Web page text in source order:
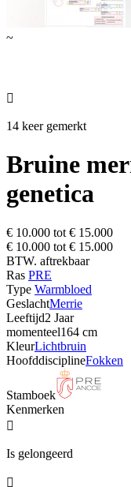
~

14 keer gemerkt
Bruine
genetica
€ 10.000 tot € 15.000
€ 10.000 tot € 15.000
BTW. aftrekbaar
Ras PRE
Type Warmbloed
GeslachtMerrie
Leeftijd2 Jaar
momenteel164 cm
KleurLichtbruin
HoofddisciplineFokken
Stamboek
Kenmerken

Is gelongeerd
